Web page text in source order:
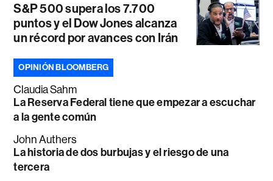
S&P 500 supera los 7.700
puntos y el Dow Jones alcanza
un récord por avances con Irán
OPINIÓN BLOOMBERG
Claudia Sahm
La Reserva Federal tiene que empezar a escuchar
a la gente común
John Authers
La historia de dos burbujas y el riesgo de una
tercera